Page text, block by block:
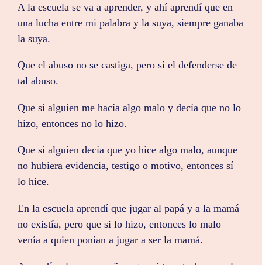
A la escuela se va a aprender, y ahí aprendí que en
una lucha entre mi palabra y la suya, siempre ganaba
la suya.
Que el abuso no se castiga, pero sí el defenderse de
tal abuso.
Que si alguien me hacía algo malo y decía que no lo
hizo, entonces no lo hizo.
Que si alguien decía que yo hice algo malo, aunque
no hubiera evidencia, testigo o motivo, entonces sí
lo hice.
En la escuela aprendí que jugar al papá y a la mamá
no existía, pero que si lo hizo, entonces lo malo
venía a quien ponían a jugar a ser la mamá.